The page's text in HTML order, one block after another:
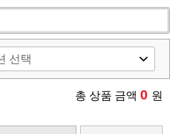
총 상품 금액 0 원